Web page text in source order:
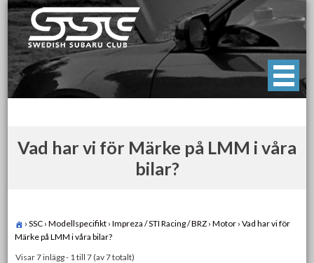
Skip
to
content
Swedish Subaru Club
För oss som älskar Subaru!
Vad har vi för Märke på LMM i våra
bilar?
› SSC › Modellspecifikt › Impreza / STI Racing / BRZ › Motor › Vad har vi för
Märke på LMM i våra bilar?
Visar 7 inlägg - 1 till 7 (av 7 totalt)